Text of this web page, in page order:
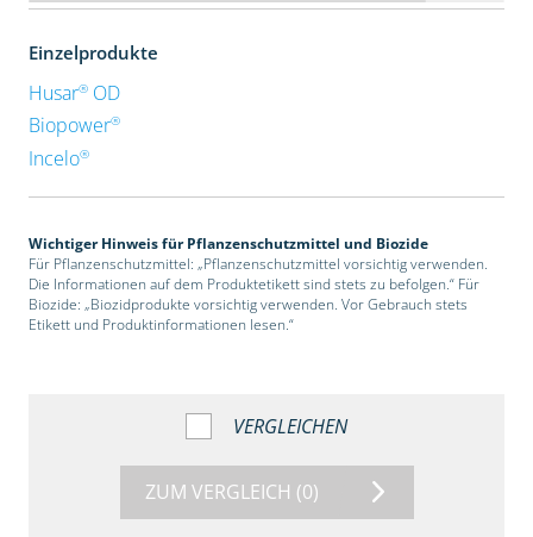
Einzelprodukte
Husar®OD
Biopower®
Incelo®
Wichtiger Hinweis für Pflanzenschutzmittel und Biozide
Für Pflanzenschutzmittel: „Pflanzenschutzmittel vorsichtig verwenden.
Die Informationen auf dem Produktetikett sind stets zu befolgen.“ Für
Biozide: „Biozidprodukte vorsichtig verwenden. Vor Gebrauch stets
Etikett und Produktinformationen lesen.“
VERGLEICHEN
ZUM VERGLEICH (0)